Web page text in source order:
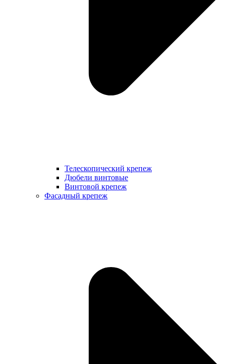
Телескопический крепеж
Дюбели винтовые
Винтовой крепеж
Фасадный крепеж